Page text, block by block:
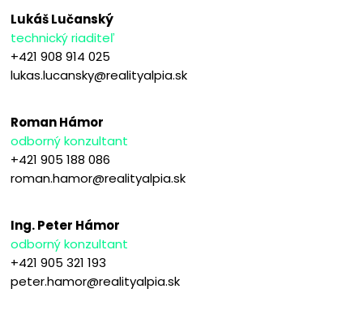
Lukáš Lučanský
technický riaditeľ
+421 908 914 025
lukas.lucansky@realityalpia.sk
Roman Hámor
odborný konzultant
+421 905 188 086
roman.hamor@realityalpia.sk
Ing. Peter Hámor
odborný konzultant
+421 905 321 193
peter.hamor@realityalpia.sk